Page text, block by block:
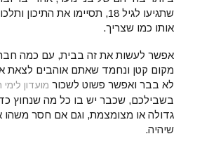
שתגיעו לגיל 18, תסיימו את התיכון
אותו כמו שצריך.
אפשר לעשות את זה בבית, עם כמה
מקום קטן ונחמד שאתם אוהבים לצאת
לא בבר ואפשר פשוט לשכור מועדון
בשבילכם, שכבר יש בו כל מה שנחוץ
גדולה או מצומצמת, וגם אם חסר משהו
שיהיה.